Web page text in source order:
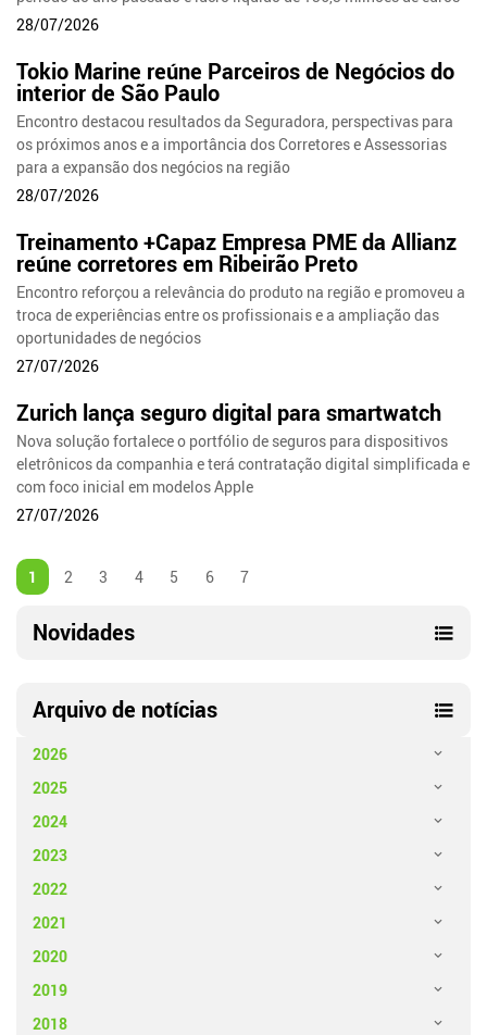
28/07/2026
Tokio Marine reúne Parceiros de Negócios do
interior de São Paulo
Encontro destacou resultados da Seguradora, perspectivas para
os próximos anos e a importância dos Corretores e Assessorias
para a expansão dos negócios na região
28/07/2026
Treinamento +Capaz Empresa PME da Allianz
reúne corretores em Ribeirão Preto
Encontro reforçou a relevância do produto na região e promoveu a
troca de experiências entre os profissionais e a ampliação das
oportunidades de negócios
27/07/2026
Zurich lança seguro digital para smartwatch
Nova solução fortalece o portfólio de seguros para dispositivos
eletrônicos da companhia e terá contratação digital simplificada e
com foco inicial em modelos Apple
27/07/2026
1 2 3 4 5 6 7
Novidades
Arquivo de notícias
2026
2025
2024
2023
2022
2021
2020
2019
2018